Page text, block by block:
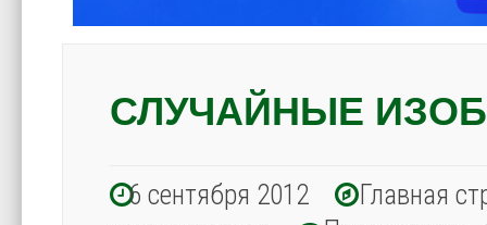
СЛУЧАЙНЫЕ
6 сентября 2012
Главная